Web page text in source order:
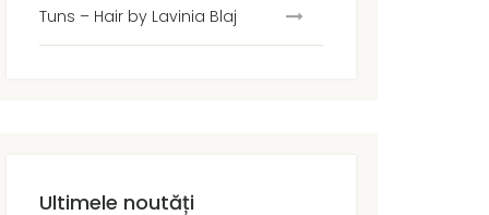
Tuns – Hair by Lavinia Blaj
Ultimele noutăți